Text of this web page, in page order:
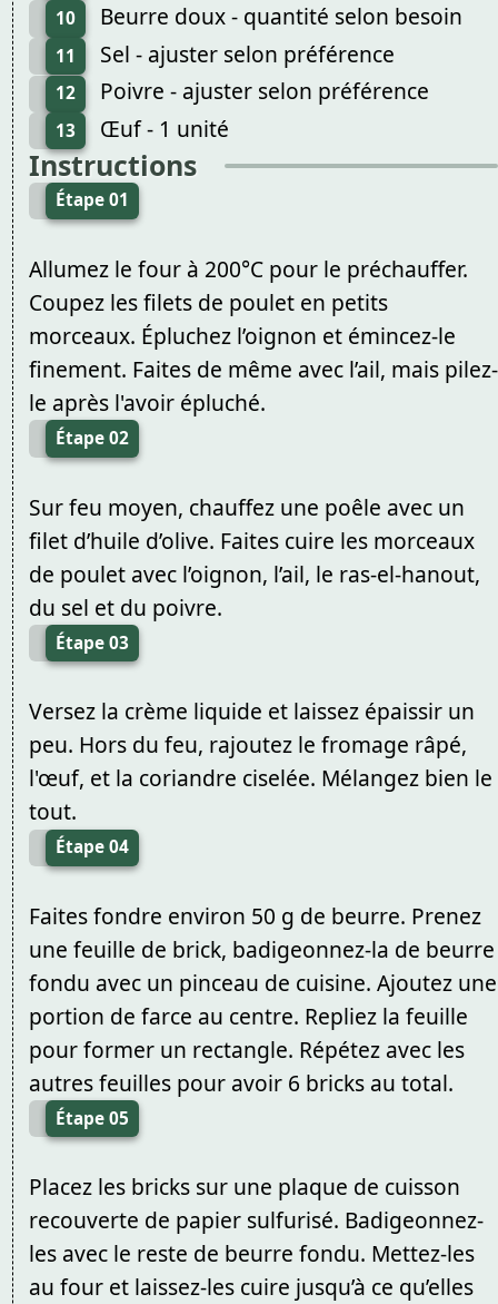
10 Beurre doux - quantité selon besoin
11 Sel - ajuster selon préférence
12 Poivre - ajuster selon préférence
13 Œuf - 1 unité
Instructions
Étape 01
Allumez le four à 200°C pour le préchauffer.
Coupez les filets de poulet en petits
morceaux. Épluchez l’oignon et émincez-le
finement. Faites de même avec l’ail, mais pilez-
le après l'avoir épluché.
Étape 02
Sur feu moyen, chauffez une poêle avec un
filet d’huile d’olive. Faites cuire les morceaux
de poulet avec l’oignon, l’ail, le ras-el-hanout,
du sel et du poivre.
Étape 03
Versez la crème liquide et laissez épaissir un
peu. Hors du feu, rajoutez le fromage râpé,
l'œuf, et la coriandre ciselée. Mélangez bien le
tout.
Étape 04
Faites fondre environ 50 g de beurre. Prenez
une feuille de brick, badigeonnez-la de beurre
fondu avec un pinceau de cuisine. Ajoutez une
portion de farce au centre. Repliez la feuille
pour former un rectangle. Répétez avec les
autres feuilles pour avoir 6 bricks au total.
Étape 05
Placez les bricks sur une plaque de cuisson
recouverte de papier sulfurisé. Badigeonnez-
les avec le reste de beurre fondu. Mettez-les
au four et laissez-les cuire jusqu’à ce qu’elles